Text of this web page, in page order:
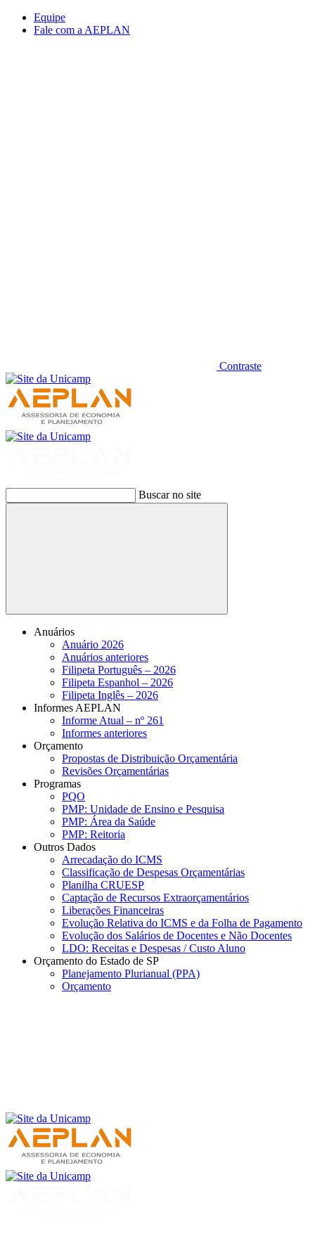
Conteúdo principal
Equipe
Fale com a AEPLAN
Contraste
Buscar no site
Buscar
Anuários
Anuário 2026
Anuários anteriores
Filipeta Português – 2026
Filipeta Espanhol – 2026
Filipeta Inglês – 2026
Informes AEPLAN
Informe Atual – nº 261
Informes anteriores
Orçamento
Propostas de Distribuição Orçamentária
Revisões Orçamentárias
Programas
PQO
PMP: Unidade de Ensino e Pesquisa
PMP: Área da Saúde
PMP: Reitoria
Outros Dados
Arrecadação do ICMS
Classificação de Despesas Orçamentárias
Planilha CRUESP
Captação de Recursos Extraorçamentários
Liberações Financeiras
Evolução Relativa do ICMS e da Folha de Pagamento
Evolução dos Salários de Docentes e Não Docentes
LDO: Receitas e Despesas / Custo Aluno
Orçamento do Estado de SP
Planejamento Plurianual (PPA)
Orçamento